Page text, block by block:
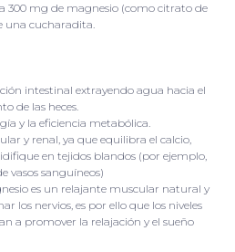
300 mg de magnesio (como citrato de
una cucharadita.
intestinal extrayendo agua hacia el
de las heces.
y la eficiencia metabólica.
y renal, ya que equilibra el calcio,
en tejidos blandos (por ejemplo,
vasos sanguíneos)
es un relajante muscular natural y
los nervios, es por ello que los niveles
a promover la relajación y el sueño